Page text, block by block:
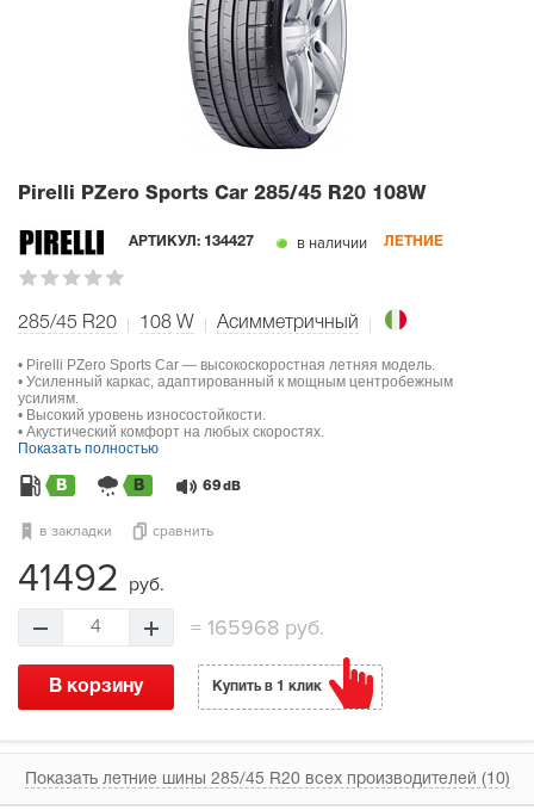
Pirelli PZero Sports Car 285/45 R20 108W
АРТИКУЛ: 134427 в наличии ЛЕТНИЕ
285/45 R20 108 W Асимметричный
• Pirelli PZero Sports Car — высокоскоростная летняя модель.
• Усиленный каркас, адаптированный к мощным центробежным
усилиям.
• Высокий уровень износостойкости.
• Акустический комфорт на любых скоростях.
Показать полностью
B B 69 dB
в закладки сравнить
41492 руб.
4 =165968 руб.
В корзину Купить в 1 клик
Показать летние шины 285/45 R20 всех производителей (10)